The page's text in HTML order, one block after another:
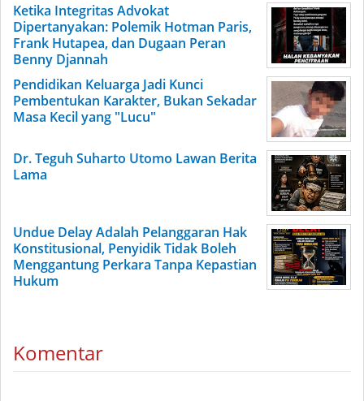
Ketika Integritas Advokat
Dipertanyakan: Polemik Hotman Paris,
Frank Hutapea, dan Dugaan Peran
Benny Djannah
Pendidikan Keluarga Jadi Kunci
Pembentukan Karakter, Bukan Sekadar
Masa Kecil yang "Lucu"
Dr. Teguh Suharto Utomo Lawan Berita
Lama
Undue Delay Adalah Pelanggaran Hak
Konstitusional, Penyidik Tidak Boleh
Menggantung Perkara Tanpa Kepastian
Hukum
Komentar